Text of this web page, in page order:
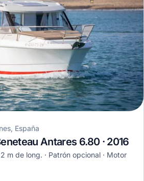
España
Antares 6.80 · 2016
m de long. Patrón opcional
Motor